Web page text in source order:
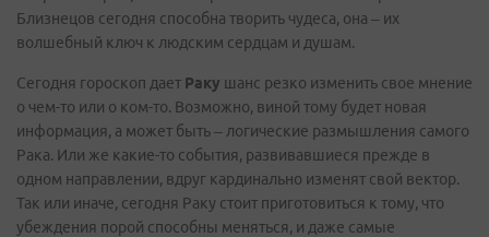
Близнецов сегодня способна творить чудеса, она – их
волшебный ключ к людским сердцам и душам.
Сегодня гороскоп дает Раку шанс резко изменить свое мнение
о чем-то или о ком-то. Возможно, виной тому будет новая
информация, а может быть – логические размышления самого
Рака. Или же какие-то события, развивавшиеся прежде в
одном направлении, вдруг кардинально изменят свой вектор.
Так или иначе, сегодня Раку стоит приготовиться к тому, что
убеждения порой способны меняться, и даже самые